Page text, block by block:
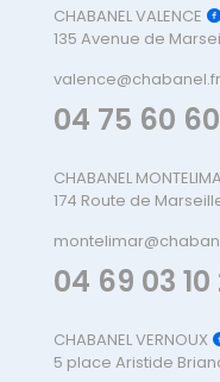
CHABANEL VALENCE
135 Avenue de
valence@chabanel.fr
04 75 60
CHABANEL
174 Route de
04 69 03 10
CHABANEL VERNOUX
5 place Aristide